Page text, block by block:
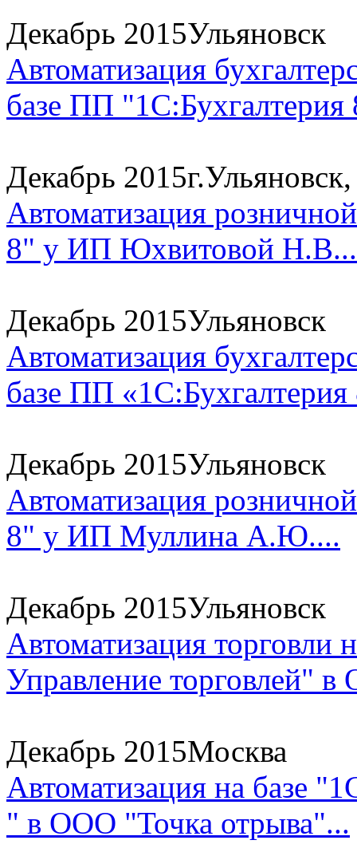
Декабрь 2015Ульяновск
Автоматизация
базе ПП
Декабрь 2015
Автоматизация
8" у ИП Юхвитовой
Декабрь 2015Ульяновск
Автоматизация
базе ПП
Декабрь 2015Ульяновск
Автоматизация
8" у ИП Муллина А.Ю....
Декабрь 2015Ульяновск
Автоматизация торговли
Управление торговлей"
Декабрь 2015Москва
Автоматизация на базе
" в ООО "Точка отрыва"...